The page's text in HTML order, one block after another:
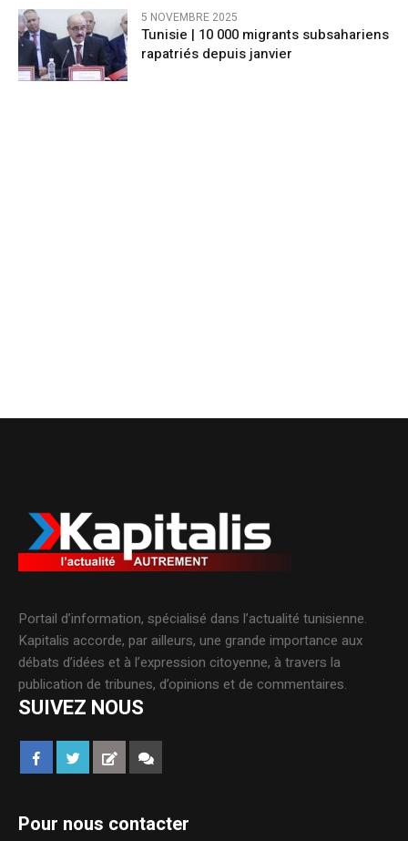
5 NOVEMBRE 2025
Tunisie | 10 000 migrants subsahariens
rapatriés depuis janvier
Portail d’information, spécialisé dans l’actualité tunisienne.
Kapitalis accorde, par ailleurs, une grande importance aux
débats d’idées et à l’expression citoyenne, à travers la
publication de tribunes, d’opinions et de commentaires.
SUIVEZ NOUS
Pour nous contacter